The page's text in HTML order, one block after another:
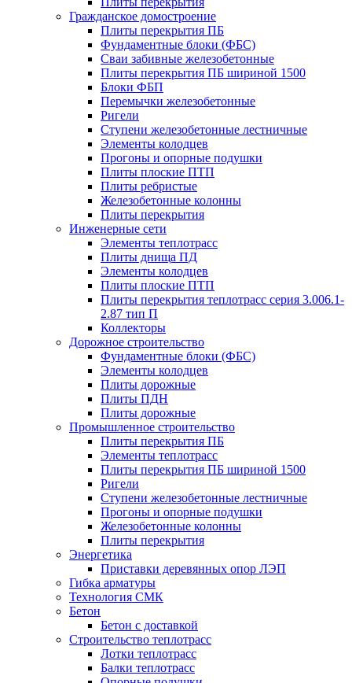
Гражданское домостроение
Плиты перекрытия ПБ
Фундаментные блоки (ФБС)
Сваи забивные железобетонные
Плиты перекрытия ПБ шириной 1500
Блоки ФБП
Перемычки железобетонные
Ригели
Ступени железобетонные лестничные
Элементы колодцев
Прогоны и опорные подушки
Плиты плоские ПТП
Плиты ребристые
Железобетонные колонны
Плиты перекрытия
Инженерные сети
Элементы теплотрасс
Плиты днища ПД
Элементы колодцев
Плиты плоские ПТП
Плиты перекрытия теплотрасс серия 3.006.1-
2.87 тип П
Коллекторы
Дорожное строительство
Фундаментные блоки (ФБС)
Элементы колодцев
Плиты дорожные
Плиты ПДН
Плиты дорожные
Промышленное строительство
Плиты перекрытия ПБ
Элементы теплотрасс
Плиты перекрытия ПБ шириной 1500
Ригели
Ступени железобетонные лестничные
Прогоны и опорные подушки
Железобетонные колонны
Плиты перекрытия
Энергетика
Приставки деревянных опор ЛЭП
Гибка арматуры
Технология СМК
Бетон
Бетон с доставкой
Строительство теплотрасс
Лотки теплотрасс
Балки теплотрасс